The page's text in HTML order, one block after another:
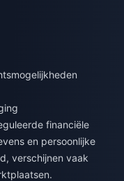
financiële
en persoonlijke
verschijnen vaak